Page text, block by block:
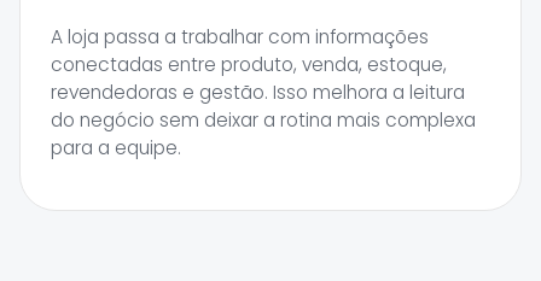
A loja passa a trabalhar com informações
conectadas entre produto, venda, estoque,
revendedoras e gestão. Isso melhora a leitura
do negócio sem deixar a rotina mais complexa
para a equipe.